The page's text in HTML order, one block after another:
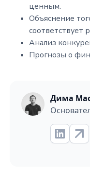
ценным.
Объяснение
соответствует
Анализ
Прогнозы о
Дима